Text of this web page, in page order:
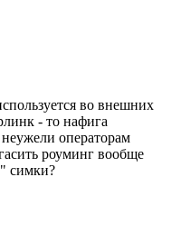
во внешних
- то нафига
операторам
роуминг вообще
симки?